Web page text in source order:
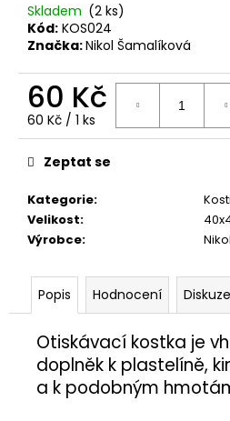
Skladem (2 ks)
Kód: KOS024
Značka:Nikol Šamalíková
60 Kč
Měrná
cena:
60 Kč / 1 ks
Kategorie:
Velikost:
Výrobce:
Zeptat se
Popis Hodnocení Diskuze
Otiskávací kostka je
doplněk k plastelíně,
a k podobným
D
o
p
o
č
u
m
PÍŠŤALKA
Kč